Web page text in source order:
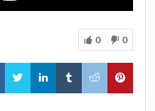
0 0